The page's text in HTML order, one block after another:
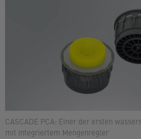
CASCADE PCA: Einer der ersten
mit integriertem Mengenregler